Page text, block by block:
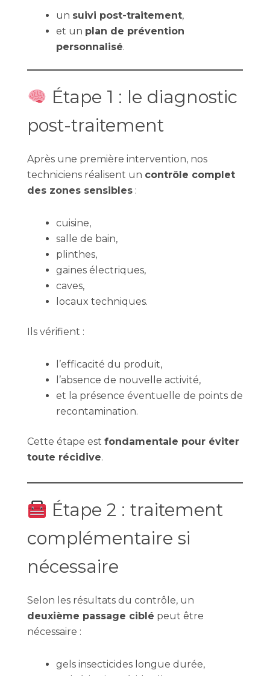
un suivi post-traitement,
et un plan de prévention
personnalisé.
Étape 1 : le diagnostic
post-traitement
Après une première intervention, nos
techniciens réalisent un contrôle complet
des zones sensibles :
cuisine,
salle de bain,
plinthes,
gaines électriques,
caves,
locaux techniques.
Ils vérifient :
l’efficacité du produit,
l’absence de nouvelle activité,
et la présence éventuelle de points de
recontamination.
Cette étape est fondamentale pour éviter
toute récidive.
Étape 2 : traitement
complémentaire si
nécessaire
Selon les résultats du contrôle, un
deuxième passage ciblé peut être
nécessaire :
gels insecticides longue durée,